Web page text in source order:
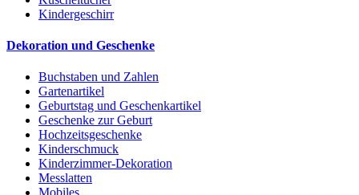
Kindergeschirr
Dekoration und Geschenke
Buchstaben und Zahlen
Gartenartikel
Geburtstag und Geschenkartikel
Geschenke zur Geburt
Hochzeitsgeschenke
Kinderschmuck
Kinderzimmer-Dekoration
Messlatten